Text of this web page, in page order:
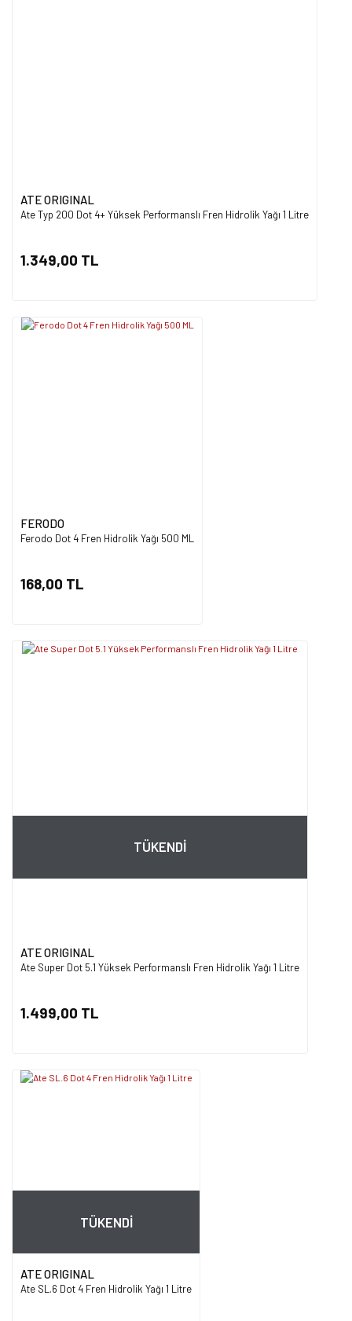
ATE ORIGINAL
Ate Typ 200 Dot 4+ Yüksek Performanslı Fren Hidrolik Yağı 1 Litre
1.349,00 TL
FERODO
Ferodo Dot 4 Fren Hidrolik Yağı 500 ML
168,00 TL
TÜKENDİ
ATE ORIGINAL
Ate Super Dot 5.1 Yüksek Performanslı Fren Hidrolik Yağı 1 Litre
1.499,00 TL
TÜKENDİ
ATE ORIGINAL
Ate SL.6 Dot 4 Fren Hidrolik Yağı 1 Litre